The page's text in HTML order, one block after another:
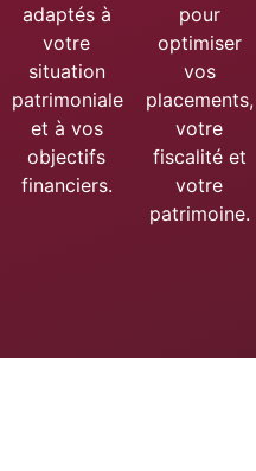
adaptés à
votre
situation
patrimoniale
et à vos
objectifs
financiers.
pour
optimiser
vos
placements,
votre
fiscalité et
votre
patrimoine.